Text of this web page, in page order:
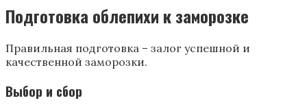
Подготовка облепихи к заморозке
Правильная подготовка – залог успешной и
качественной заморозки.
Выбор и сбор